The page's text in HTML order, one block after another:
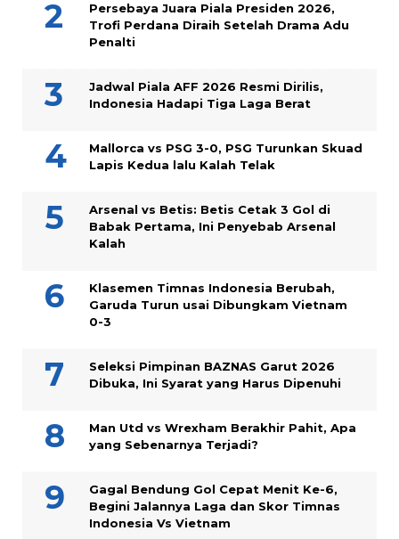
Persebaya Juara Piala Presiden 2026,
Trofi Perdana Diraih Setelah Drama Adu
Penalti
Jadwal Piala AFF 2026 Resmi Dirilis,
Indonesia Hadapi Tiga Laga Berat
Mallorca vs PSG 3-0, PSG Turunkan Skuad
Lapis Kedua lalu Kalah Telak
Arsenal vs Betis: Betis Cetak 3 Gol di
Babak Pertama, Ini Penyebab Arsenal
Kalah
Klasemen Timnas Indonesia Berubah,
Garuda Turun usai Dibungkam Vietnam
0-3
Seleksi Pimpinan BAZNAS Garut 2026
Dibuka, Ini Syarat yang Harus Dipenuhi
Man Utd vs Wrexham Berakhir Pahit, Apa
yang Sebenarnya Terjadi?
Gagal Bendung Gol Cepat Menit Ke-6,
Begini Jalannya Laga dan Skor Timnas
Indonesia Vs Vietnam